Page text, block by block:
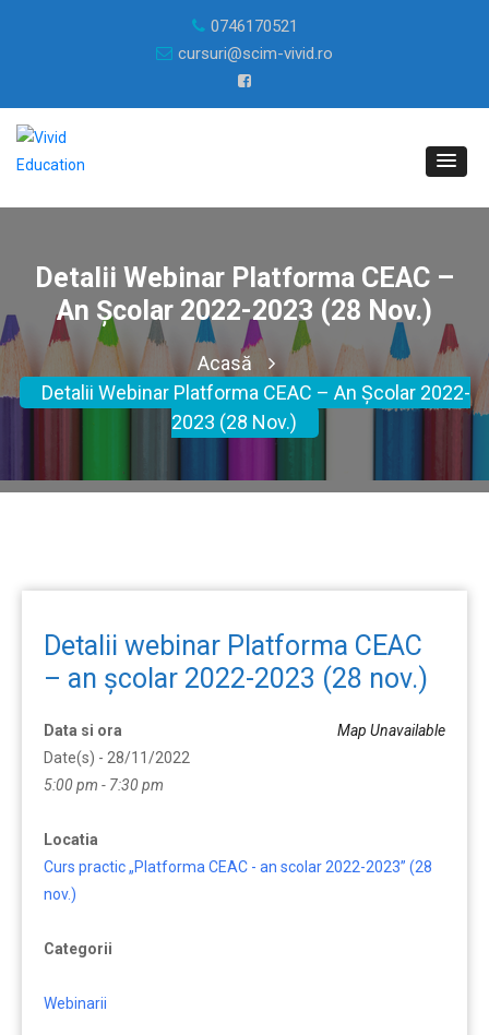
0746170521
cursuri@scim-vivid.ro
Detalii Webinar Platforma CEAC –
An Școlar 2022-2023 (28 Nov.)
Acasă
Detalii Webinar Platforma CEAC – An Școlar 2022-
2023 (28 Nov.)
Detalii webinar Platforma CEAC
– an școlar 2022-2023 (28 nov.)
Map Unavailable
Data si ora
Date(s) - 28/11/2022
5:00 pm - 7:30 pm
Locatia
Curs practic „Platforma CEAC - an scolar 2022-2023” (28
nov.)
Categorii
Webinarii